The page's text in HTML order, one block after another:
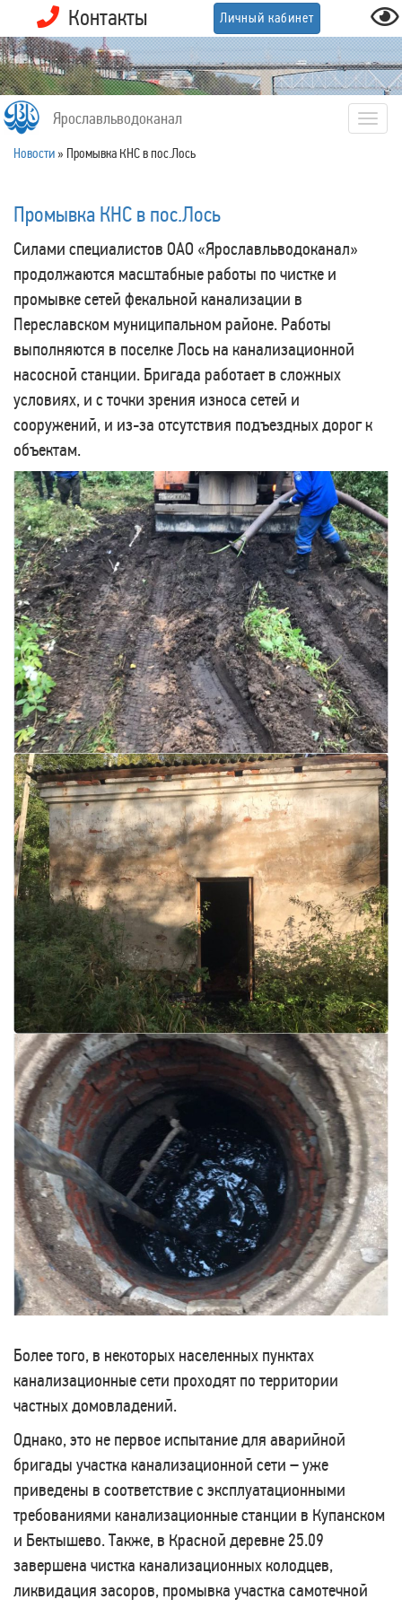
Контакты Личный кабинет
Ярославльводоканал
Новости » Промывка КНС в пос.Лось
Промывка КНС в пос.Лось
Силами специалистов ОАО «Ярославльводоканал»
продолжаются масштабные работы по чистке и
промывке сетей фекальной канализации в
Переславском муниципальном районе. Работы
выполняются в поселке Лось на канализационной
насосной станции. Бригада работает в сложных
условиях, и с точки зрения износа сетей и
сооружений, и из-за отсутствия подъездных дорог к
объектам.
Более того, в некоторых населенных пунктах
канализационные сети проходят по территории
частных домовладений.
Однако, это не первое испытание для аварийной
бригады участка канализационной сети – уже
приведены в соответствие с эксплуатационными
требованиями канализационные станции в Купанском
и Бектышево. Также, в Красной деревне 25.09
завершена чистка канализационных колодцев,
ликвидация засоров, промывка участка самотечной